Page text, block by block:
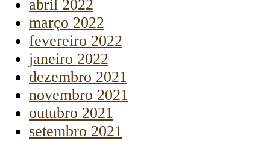
abril 2022
março 2022
fevereiro 2022
janeiro 2022
dezembro 2021
novembro 2021
outubro 2021
setembro 2021